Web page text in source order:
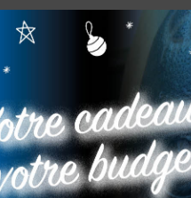
UN PIERCING QUI S’ADAPTE À